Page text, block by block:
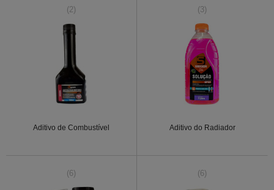
(2)
Aditivo de Combustível
(3)
Aditivo do Radiador
(6) (6)